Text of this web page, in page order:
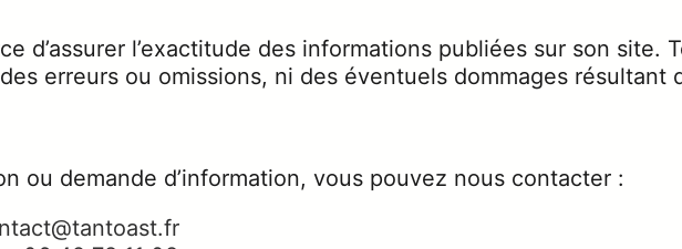
d’assurer l’exactitude des informations publiées sur son site.
erreurs ou omissions, ni des éventuels dommages résultant
ou demande d’information, vous pouvez nous contacter :